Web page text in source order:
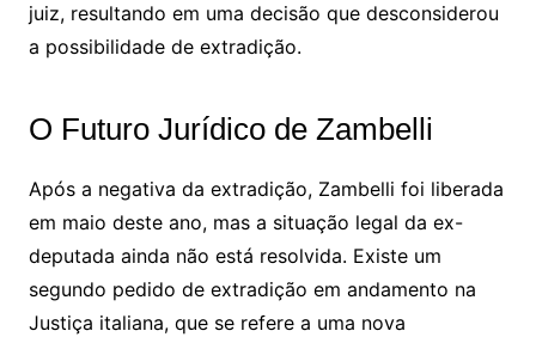
juiz, resultando em uma decisão que desconsiderou
a possibilidade de extradição.
O Futuro Jurídico de Zambelli
Após a negativa da extradição, Zambelli foi liberada
em maio deste ano, mas a situação legal da ex-
deputada ainda não está resolvida. Existe um
segundo pedido de extradição em andamento na
Justiça italiana, que se refere a uma nova